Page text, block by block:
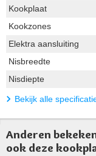
Kookplaat
Kookzones
Elektra aansluiting
Nisbreedte
Nisdiepte
Bekijk alle
Anderen
ook deze